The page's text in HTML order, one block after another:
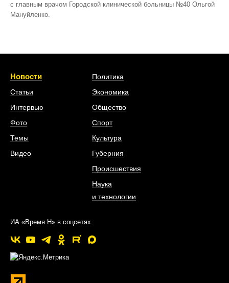
с главным врачом Городской клинической больницы №40 Ольгой
Мануйленко.
Новости
Статьи
Интервью
Фото
Темы
Видео
Политика
Экономика
Общество
Спорт
Культура
Губерния
Происшествия
Наука
и технологии
ИА «Время Н» в соцсетях